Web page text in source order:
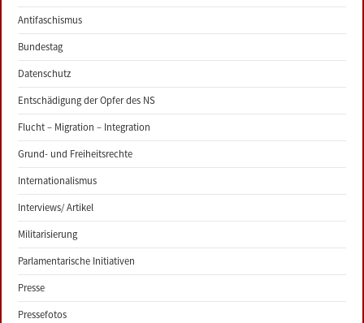
Antifaschismus
Bundestag
Datenschutz
Entschädigung der Opfer des NS
Flucht – Migration – Integration
Grund- und Freiheitsrechte
Internationalismus
Interviews/ Artikel
Militarisierung
Parlamentarische Initiativen
Presse
Pressefotos